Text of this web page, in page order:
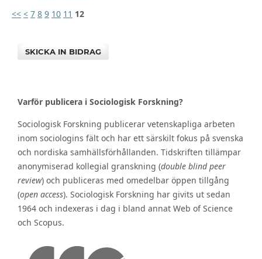
<< < 7 8 9 10 11 12
SKICKA IN BIDRAG
Varför publicera i Sociologisk Forskning?
Sociologisk Forskning publicerar vetenskapliga arbeten
inom sociologins fält och har ett särskilt fokus på svenska
och nordiska samhällsförhållanden. Tidskriften tillämpar
anonymiserad kollegial granskning (double blind peer
review) och publiceras med omedelbar öppen tillgång
(open access). Sociologisk Forskning har givits ut sedan
1964 och indexeras i dag i bland annat Web of Science
och Scopus.